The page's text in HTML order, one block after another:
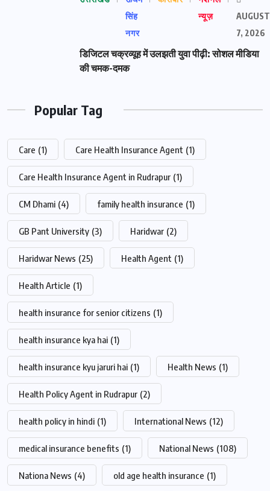
सिंह
नगर
न्यूज़
AUGUST
7, 2026
डिजिटल चक्रव्यूह में उलझती युवा पीढ़ी: सोशल मीडिया
की चमक-दमक
Popular Tag
Care (1) Care Health Insurance Agent (1)
Care Health Insurance Agent in Rudrapur (1)
CM Dhami (4) family health insurance (1)
GB Pant University (3) Haridwar (2)
Haridwar News (25) Health Agent (1)
Health Article (1)
health insurance for senior citizens (1)
health insurance kya hai (1)
health insurance kyu jaruri hai (1) Health News (1)
Health Policy Agent in Rudrapur (2)
health policy in hindi (1) International News (12)
medical insurance benefits (1) National News (108)
Nationa News (4) old age health insurance (1)